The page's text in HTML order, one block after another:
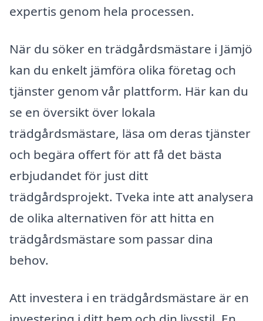
expertis genom hela processen.
När du söker en trädgårdsmästare i Jämjö
kan du enkelt jämföra olika företag och
tjänster genom vår plattform. Här kan du
se en översikt över lokala
trädgårdsmästare, läsa om deras tjänster
och begära offert för att få det bästa
erbjudandet för just ditt
trädgårdsprojekt. Tveka inte att analysera
de olika alternativen för att hitta en
trädgårdsmästare som passar dina
behov.
Att investera i en trädgårdsmästare är en